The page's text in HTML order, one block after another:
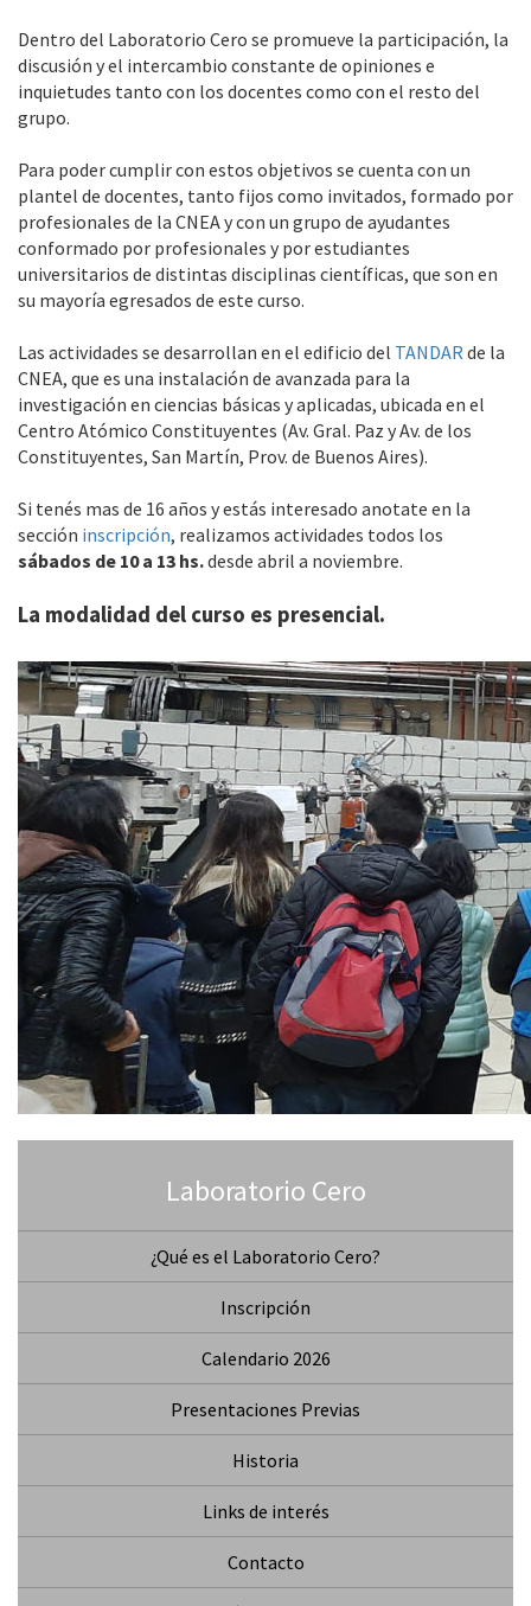
Dentro del Laboratorio Cero se promueve la participación, la
discusión y el intercambio constante de opiniones e
inquietudes tanto con los docentes como con el resto del
grupo.
Para poder cumplir con estos objetivos se cuenta con un
plantel de docentes, tanto fijos como invitados, formado por
profesionales de la CNEA y con un grupo de ayudantes
conformado por profesionales y por estudiantes
universitarios de distintas disciplinas científicas, que son en
su mayoría egresados de este curso.
Las actividades se desarrollan en el edificio del TANDARde la
CNEA, que es una instalación de avanzada para la
investigación en ciencias básicas y aplicadas, ubicada en el
Centro Atómico Constituyentes (Av. Gral. Paz y Av. de los
Constituyentes, San Martín, Prov. de Buenos Aires).
Si tenés mas de 16 años y estás interesado anotate en la
sección inscripción, realizamos actividades todos los
sábados de 10 a 13 hs.desde abril a noviembre.
La modalidad del curso es presencial.
Laboratorio Cero
¿Qué es el Laboratorio Cero?
Inscripción
Calendario 2026
Presentaciones Previas
Historia
Links de interés
Contacto